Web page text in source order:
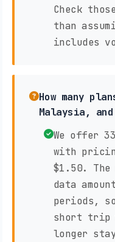
Check
than
includes
How many
Malaysia,
We offer
with
$1.50.
data
periods,
short trip
longer